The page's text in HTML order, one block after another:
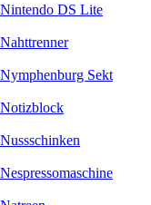
Nintendo DS Lite
Nahttrenner
Nymphenburg Sekt
Notizblock
Nussschinken
Nespressomaschine